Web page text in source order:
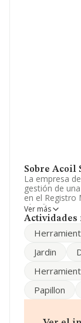
Sobre Acoil
La empresa
gestión de
en el Registro
Clasifica su
menor de
importación
El número de
INFORMA, el
Dentro del
Ver más
Actividades
Jardin
Papillon